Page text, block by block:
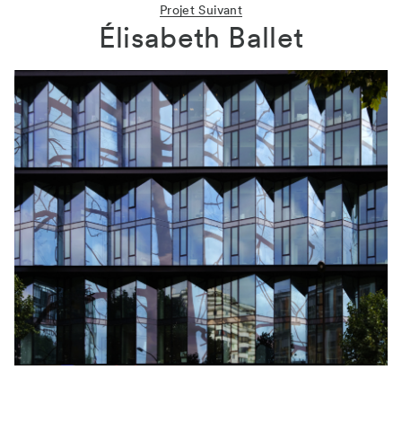
Projet Suivant
Élisabeth Ballet